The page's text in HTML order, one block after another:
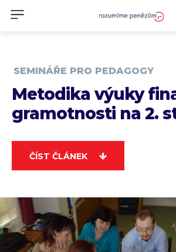
SEMINÁŘE PRO PEDAGOGY
Metodika výuky
gramotnosti na 2.
ČÍST ČLÁNEK